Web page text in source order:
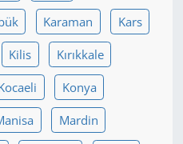
Karaman Kars
Kilis Kırıkkale
Konya
Mardin